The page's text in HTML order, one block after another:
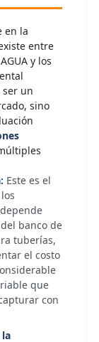
en la
entre
y los
un
sino
Este es el
banco de
tuberías,
el costo
que
con
la